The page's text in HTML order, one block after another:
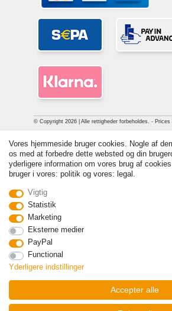
© Copyright 2026 | Alle rettigheder forbeholdes. - Prices
VAT Basic prices see article detail | * Applies to
Withdraw from contract here
Vores hjemmeside bruger cookies. Nogle af
os med at forbedre dette websted og din
yderligere information om vores brug af
bruger i vores: politik og vores: legal.
Vigtig
Statistik
Marketing
Eksterne medier
PayPal
Functional
Yderligere indstillinger
Accepter alle